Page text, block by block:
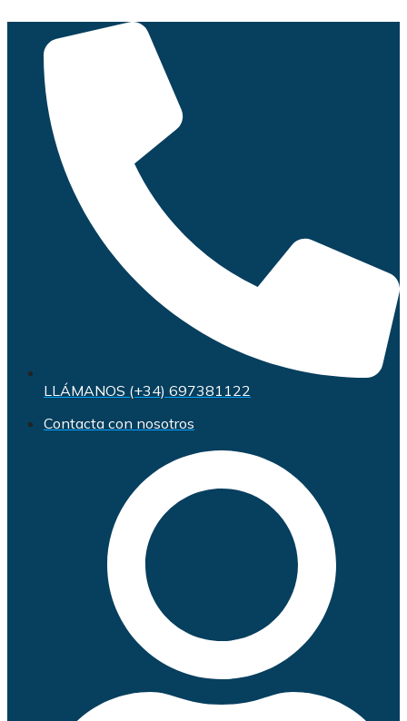
contenido
LLÁMANOS (+34) 697381122
Contacta con nosotros